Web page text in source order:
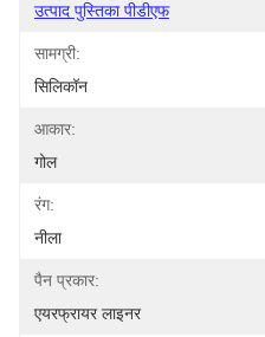
उत्पाद पुस्तिका पीडीएफ
सामग्री:
सिलिकॉन
आकार:
गोल
रंग:
नीला
पैन प्रकार:
एयरफ्रायर लाइनर